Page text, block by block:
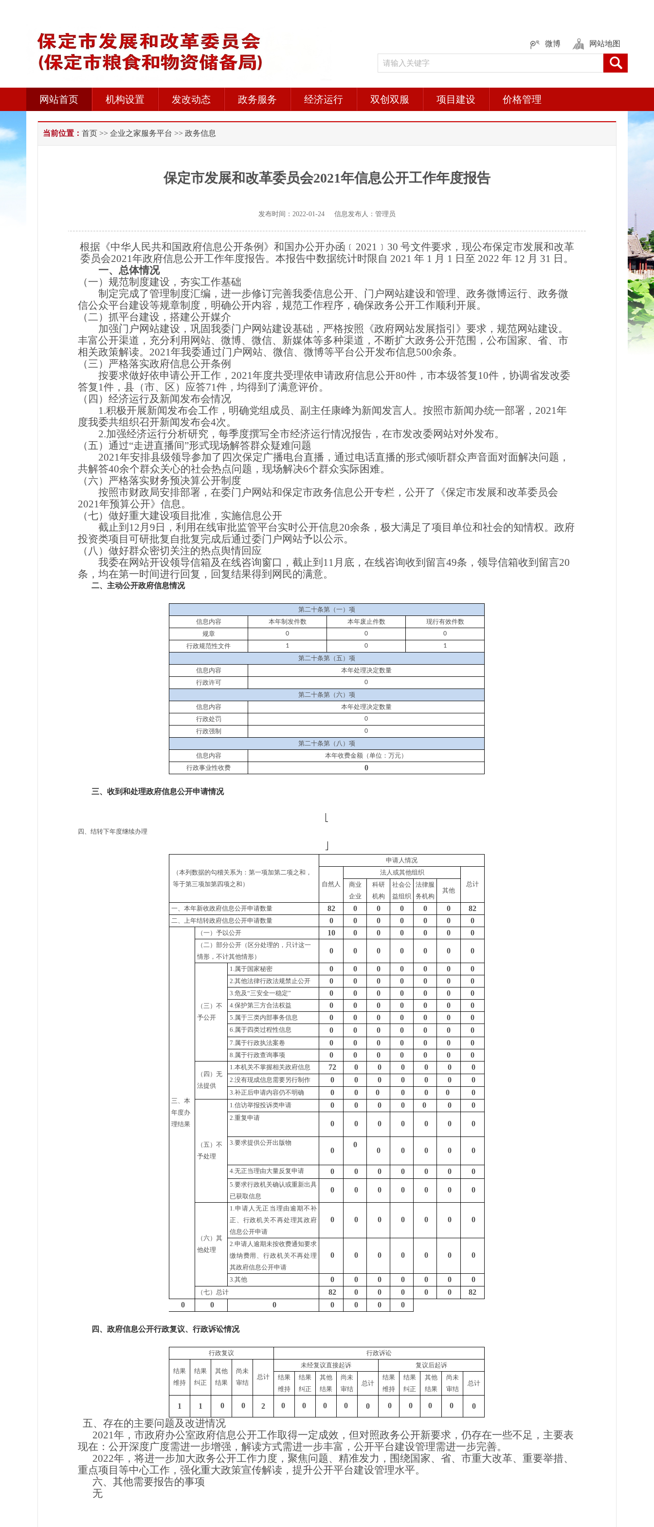
微博 网站地图
网站首页 机构设置 发改动态 政务服务 经济运行 双创双服 项目建设 价格管理
当前位置： 首页 >> 企业之家服务平台 >> 政务信息
保定市发展和改革委员会2021年信息公开工作年度报告
发布时间：2022-01-24 信息发布人：管理员
根据《中华人民共和国政府信息公开条例》和国办公开办函﹝ 2021﹞30 号文件要求，现公布保定市发展和改革
委员会2021年政府信息公开工作年度报告。本报告中数据统计时限自 2021 年 1 月 1 日至 2022 年 12 月 31 日。
一、总体情况
（一）规范制度建设，夯实工作基础
制定完成了管理制度汇编，进一步修订完善我委信息公开、门户网站建设和管理、政务微博运行、政务微
信公众平台建设等规章制度，明确公开内容，规范工作程序，确保政务公开工作顺利开展。
（二）抓平台建设，搭建公开媒介
加强门户网站建设，巩固我委门户网站建设基础，严格按照《政府网站发展指引》要求，规范网站建设。
丰富公开渠道，充分利用网站、微博、微信、新媒体等多种渠道，不断扩大政务公开范围，公布国家、省、市
相关政策解读。 2021年我委通过门户网站、微信、微博等平台公开发布信息500余条。
（三）严格落实政府信息公开条例
按要求做好依申请公开工作， 2021年度共受理依申请政府信息公开80件，市本级答复10件，协调省发改委
答复1件，县（市、区）应答71件，均得到了满意评价。
（四）经济运行及新闻发布会情况
1.积极开展新闻发布会工作，明确党组成员、副主任康峰为新闻发言人。按照市新闻办统一部署，2021年
度我委共组织召开新闻发布会4次。
2.加强经济运行分析研究，每季度撰写全市经济运行情况报告，在市发改委网站对外发布。
（五）通过“走进直播间”形式现场解答群众疑难问题
2021年安排县级领导参加了四次保定广播电台直播，通过电话直播的形式倾听群众声音面对面解决问题，
共解答40余个群众关心的社会热点问题，现场解决6个群众实际困难。
（六）严格落实财务预决算公开制度
按照市财政局安排部署，在委门户网站和保定市政务信息公开专栏，公开了《保定市发展和改革委员会
2021年预算公开》信息。
（七）做好重大建设项目批准，实施信息公开
截止到 12月9日，利用在线审批监管平台实时公开信息20余条，极大满足了项目单位和社会的知情权。政府
投资类项目可研批复自批复完成后通过委门户网站予以公示。
（八）做好群众密切关注的热点舆情回应
我委在网站开设领导信箱及在线咨询窗口，截止到 11月底，在线咨询收到留言49条，领导信箱收到留言20
条，均在第一时间进行回复，回复结果得到网民的满意。
二、主动公开政府信息情况
第二十条第（一）项
信息内容
本年制发件数 本年废止件数
现行有效件数
规章
0 0
0
行政规范性文件
1 0
1
第二十条第（五）项
信息内容
本年处理决定数量
行政许可
0
第二十条第（六）项
信息内容
本年处理决定数量
行政处罚
0
行政强制
0
第二十条第（八）项
信息内容
本年收费金额（单位：万元）
行政事业性收费
0
三、收到和处理政府信息公开申请情况
四、结转下年度继续办理
（本列数据的勾稽关系为：第一项加第二项之和，
等于第三项加第四项之和）
申请人情况
自然人
法人或其他组织
总计
商业
企业
科研
机构
社会公
益组织
法律服
务机构
其他
一、本年新收政府信息公开申请数量 82 0 0 0 0 0 82
二、上年结转政府信息公开申请数量 0 0 0 0 0 0 0
三、本
年度办
理结果
（一）予以公开 10 0 0 0 0 0 0
（二）部分公开（区分处理的，只计这一
情形，不计其他情形）
0 0 0 0 0 0 0
（三）不
予公开
1.属于国家秘密 0 0 0 0 0 0 0
2.其他法律行政法规禁止公开 0 0 0 0 0 0 0
3.危及“三安全一稳定” 0 0 0 0 0 0 0
4.保护第三方合法权益 0 0 0 0 0 0 0
5.属于三类内部事务信息 0 0 0 0 0 0 0
6.属于四类过程性信息 0 0 0 0 0 0 0
7.属于行政执法案卷 0 0 0 0 0 0 0
8.属于行政查询事项 0 0 0 0 0 0 0
（四）无
法提供
1.本机关不掌握相关政府信息 72 0 0 0 0 0 0
2.没有现成信息需要另行制作 0 0 0 0 0 0 0
3.补正后申请内容仍不明确 0 0 0 0 0 0 0
（五）不
予处理
1.信访举报投诉类申请 0 0 0 0 0 0 0
2.重复申请
0 0 0 0 0 0 0
3.要求提供公开出版物
0
0
0 0 0 0 0
4.无正当理由大量反复申请 0 0 0 0 0 0 0
5.要求行政机关确认或重新出具
已获取信息
0 0 0 0 0 0 0
（六）其
他处理
1.申请人无正当理由逾期不补
正、行政机关不再处理其政府
信息公开申请
0 0 0 0 0 0 0
2.申请人逾期未按收费通知要求
缴纳费用、行政机关不再处理
其政府信息公开申请
0 0 0 0 0 0 0
3.其他 0 0 0 0 0 0 0
（七）总计 82 0 0 0 0 0
82
0
0 0 0 0 0 0
四、政府信息公开行政复议、行政诉讼情况
行政复议 行政诉讼
结果
维持
结果
纠正
其他
结果
尚未
审结
总计
未经复议直接起诉
复议后起诉
结果
维持
结果
纠正
其他
结果
尚未
审结
总计
结果
维持
结果
纠正
其他
结果
尚未
审结
总计
1 1 0 0 2 0 0 0 0 0 0 0 0 0 0
五、存在的主要问题及改进情况
2021年，市政府办公室政府信息公开工作取得一定成效，但对照政务公开新要求，仍存在一些不足，主要表
现在：公开深度广度需进一步增强，解读方式需进一步丰富，公开平台建设管理需进一步完善。
2022年，将进一步加大政务公开工作力度，聚焦问题、精准发力，围绕国家、省、市重大改革、重要举措、
重点项目等中心工作，强化重大政策宣传解读，提升公开平台建设管理水平。
六、其他需要报告的事项
无